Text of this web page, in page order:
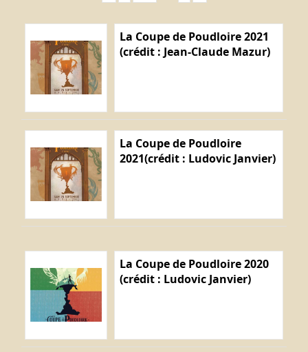
La Coupe de Poudloire 2021
(crédit : Jean-Claude Mazur)
La Coupe de Poudloire
2021(crédit : Ludovic Janvier)
La Coupe de Poudloire 2020
(crédit : Ludovic Janvier)